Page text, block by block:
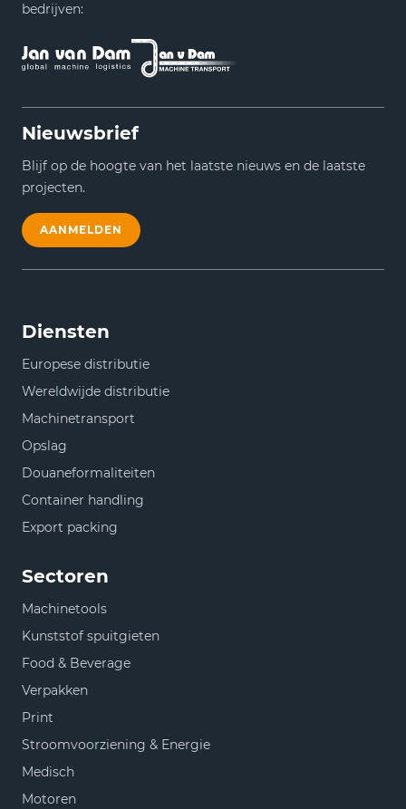
bedrijven:
Nieuwsbrief
Blijf op de hoogte van het laatste nieuws en de laatste
projecten.
AANMELDEN
Diensten
Europese distributie
Wereldwijde distributie
Machinetransport
Opslag
Douaneformaliteiten
Container handling
Export packing
Sectoren
Machinetools
Kunststof spuitgieten
Food & Beverage
Verpakken
Print
Stroomvoorziening & Energie
Medisch
Motoren